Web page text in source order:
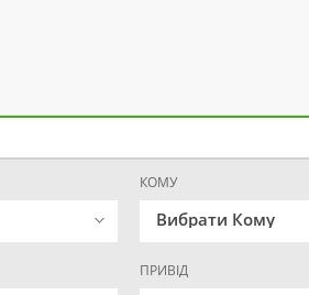
КОМУ
Вибрати Кому
ПРИВІД